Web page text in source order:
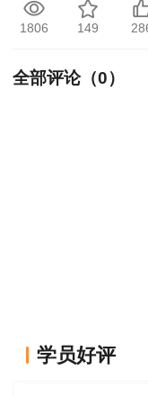
三、证书领
考生本人身份
携带考生本人身
以上便是黑龙
师证书领取通知
持续关注建设工
1806 149
全部评论（0）
学员好评
概论就学习了十
这哪儿是老师啊